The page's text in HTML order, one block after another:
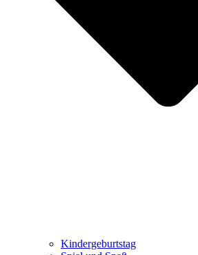
Kindergeburtstag